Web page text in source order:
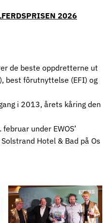
2026
de beste oppdretterne ut
best fôrutnyttelse (EFI) og
i 2013, årets kåring den
under EWOS’
Hotel & Bad på Os